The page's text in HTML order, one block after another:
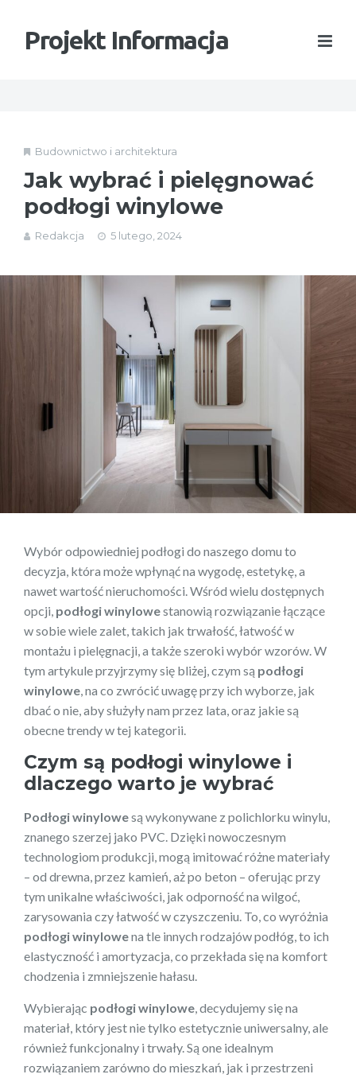
Projekt Informacja
Budownictwo i architektura
Jak wybrać i pielęgnować
podłogi winylowe
Redakcja 5 lutego, 2024
Wybór odpowiedniej podłogi do naszego domu to
decyzja, która może wpłynąć na wygodę, estetykę, a
nawet wartość nieruchomości. Wśród wielu dostępnych
opcji, podłogi winylowestanowią rozwiązanie łączące
w sobie wiele zalet, takich jak trwałość, łatwość w
montażu i pielęgnacji, a także szeroki wybór wzorów. W
tym artykule przyjrzymy się bliżej, czym są podłogi
winylowe , na co zwrócić uwagę przy ich wyborze, jak
dbać o nie, aby służyły nam przez lata, oraz jakie są
obecne trendy w tej kategorii.
Czym są podłogi winylowe i
dlaczego warto je wybrać
Podłogi winylowesą wykonywane z polichlorku winylu,
znanego szerzej jako PVC. Dzięki nowoczesnym
technologiom produkcji, mogą imitować różne materiały
– od drewna, przez kamień, aż po beton – oferując przy
tym unikalne właściwości, jak odporność na wilgoć,
zarysowania czy łatwość w czyszczeniu. To, co wyróżnia
podłogi winylowena tle innych rodzajów podłóg, to ich
elastyczność i amortyzacja, co przekłada się na komfort
chodzenia i zmniejszenie hałasu.
Wybierając podłogi winylowe , decydujemy się na
materiał, który jest nie tylko estetycznie uniwersalny, ale
również funkcjonalny i trwały. Są one idealnym
rozwiązaniem zarówno do mieszkań, jak i przestrzeni